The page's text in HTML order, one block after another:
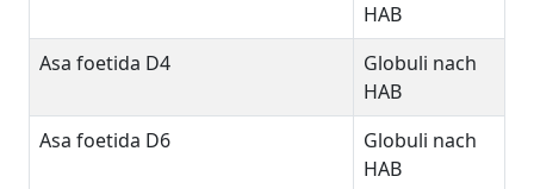
HAB
Asa foetida D4
Globuli nach
HAB
Asa foetida D6
Globuli nach
HAB